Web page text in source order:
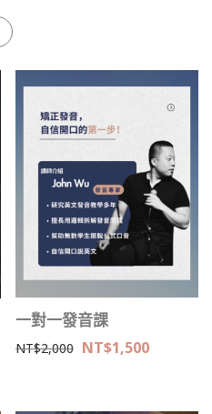
一對一發音課
NT$2,000 NT$1,500